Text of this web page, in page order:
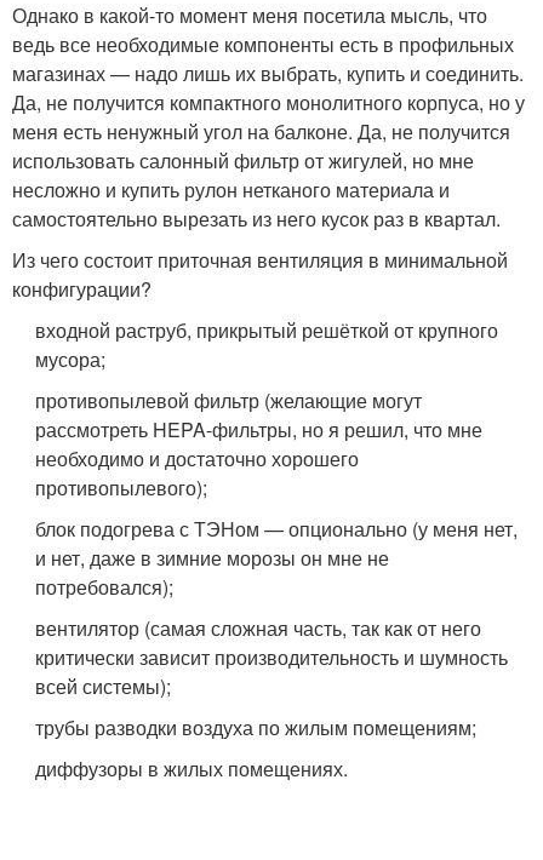
Однако в какой-то момент меня посетила мысль, что
ведь все необходимые компоненты есть в профильных
магазинах — надо лишь их выбрать, купить и соединить.
Да, не получится компактного монолитного корпуса, но у
меня есть ненужный угол на балконе. Да, не получится
использовать салонный фильтр от жигулей, но мне
несложно и купить рулон нетканого материала и
самостоятельно вырезать из него кусок раз в квартал.
Из чего состоит приточная вентиляция в минимальной
конфигурации?
входной раструб, прикрытый решёткой от крупного
мусора;
противопылевой фильтр (желающие могут
рассмотреть HEPA-фильтры, но я решил, что мне
необходимо и достаточно хорошего
противопылевого);
блок подогрева с ТЭНом — опционально (у меня нет,
и нет, даже в зимние морозы он мне не
потребовался);
вентилятор (самая сложная часть, так как от него
критически зависит производительность и шумность
всей системы);
трубы разводки воздуха по жилым помещениям;
диффузоры в жилых помещениях.